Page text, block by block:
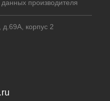
производителя
д.69А, корпус 2